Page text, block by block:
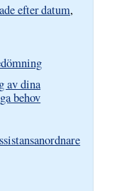
efter datum,
av dina
behov